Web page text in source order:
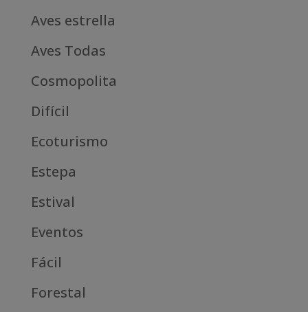
Aves estrella
Aves Todas
Cosmopolita
Difícil
Ecoturismo
Estepa
Estival
Eventos
Fácil
Forestal